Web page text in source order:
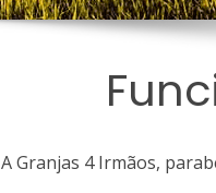
A Granjas 4 Irmãos,